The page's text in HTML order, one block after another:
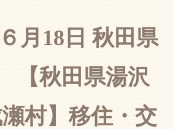
月18日 秋田県
【秋田県湯沢
村】移住・交